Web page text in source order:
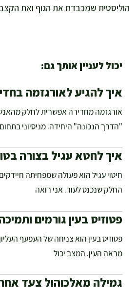
הוליסטית שמכבדת את הגוף ואת
יכול לעניין אותך גם:
איך להגיע לאורגזמה
אורגזמה מחדירה אפשרית לחלק
"הדרך הנכונה" היחידה. מניסיוני
איך לחטא עגיל בצורה
חיטוי עגיל הוא פעולה שמפחיתה
החלק שנכנס לעור. אני רואה
פטוזיס בעין גורמים
פטוזיס בעין הוא צניחה של העפעף
מראה העין. המצב יכול
גמילה מאלכוהול צעד